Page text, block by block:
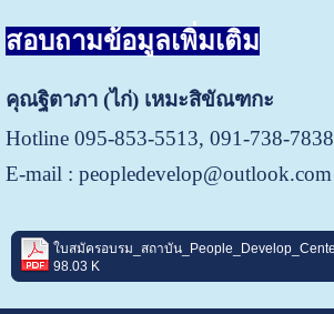
สอบถามข้อมูลเพิ่มเติม
คุณฐิตาภา (ไก่) เหมะสิขัณฑกะ
Hotline 095-853-5513, 091-738-7838
E-mail : peopledevelop@outlook.com
98.03 K